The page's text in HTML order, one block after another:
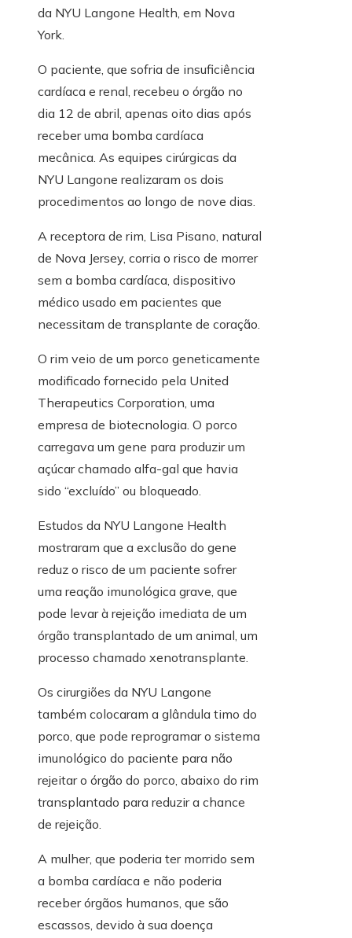
da NYU Langone Health, em Nova
York.
O paciente, que sofria de insuficiência
cardíaca e renal, recebeu o órgão no
dia 12 de abril, apenas oito dias após
receber uma bomba cardíaca
mecânica. As equipes cirúrgicas da
NYU Langone realizaram os dois
procedimentos ao longo de nove dias.
A receptora de rim, Lisa Pisano, natural
de Nova Jersey, corria o risco de morrer
sem a bomba cardíaca, dispositivo
médico usado em pacientes que
necessitam de transplante de coração.
O rim veio de um porco geneticamente
modificado fornecido pela United
Therapeutics Corporation, uma
empresa de biotecnologia. O porco
carregava um gene para produzir um
açúcar chamado alfa-gal que havia
sido “excluído” ou bloqueado.
Estudos da NYU Langone Health
mostraram que a exclusão do gene
reduz o risco de um paciente sofrer
uma reação imunológica grave, que
pode levar à rejeição imediata de um
órgão transplantado de um animal, um
processo chamado xenotransplante.
Os cirurgiões da NYU Langone
também colocaram a glândula timo do
porco, que pode reprogramar o sistema
imunológico do paciente para não
rejeitar o órgão do porco, abaixo do rim
transplantado para reduzir a chance
de rejeição.
A mulher, que poderia ter morrido sem
a bomba cardíaca e não poderia
receber órgãos humanos, que são
escassos, devido à sua doença